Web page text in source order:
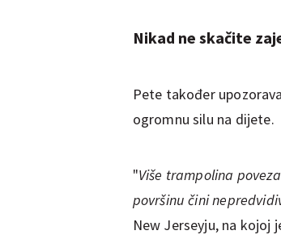
Nikad ne skačite
Pete također
ogromnu silu na dijete.
"Više trampolina
površinu čini
New Jerseyju, na kojoj